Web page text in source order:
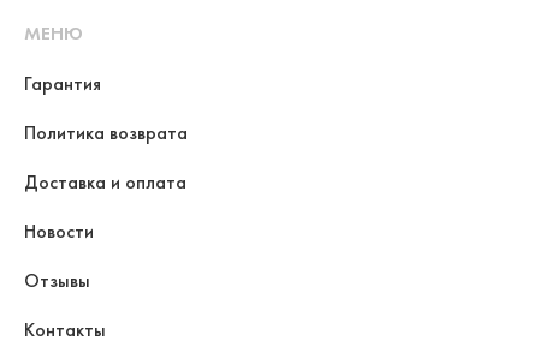
МЕНЮ
Гарантия
Политика возврата
Доставка и оплата
Новости
Отзывы
Контакты